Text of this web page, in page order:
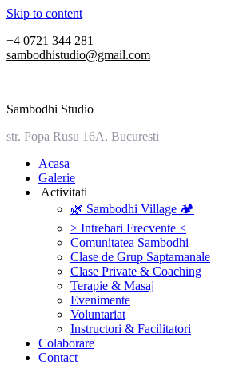
Skip to content
+4 0721 344 281
sambodhistudio@gmail.com
Sambodhi Studio
str. Popa Rusu 16A, Bucuresti
‎Acasa
Galerie
‎ ‎Activitati‎
🌿 Sambodhi Village 🏕️
> Intrebari Frecvente <
Comunitatea Sambodhi
Clase de Grup Saptamanale
Clase Private & Coaching
Terapie & Masaj
‎Evenimente
Voluntariat
‏‏‎Instructori & Facilitatori
Colaborare
Contact